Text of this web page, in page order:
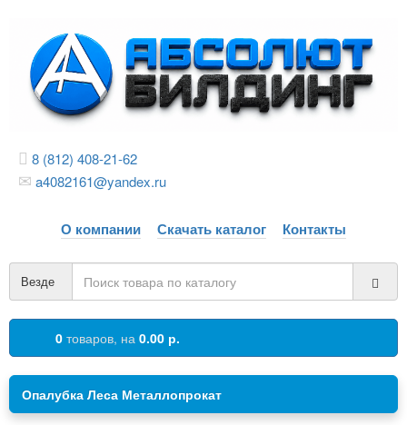
8 (812) 408-21-62
a4082161@yandex.ru
О компании Скачать каталог Контакты
Везде
0 товаров, на 0.00 р.
Опалубка Леса Металлопрокат